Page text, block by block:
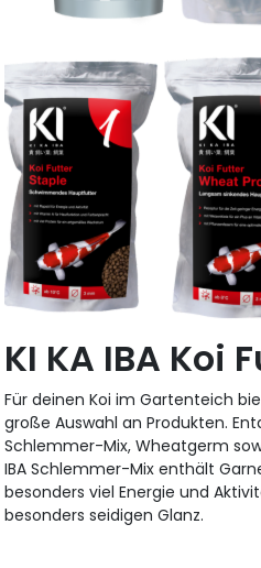
KI KA IBA Koi
Für deinen Koi im Gartenteich
große Auswahl an Produkten.
Schlemmer-Mix, Wheatgerm
IBA Schlemmer-Mix enthält
besonders viel Energie und
besonders seidigen Glanz.